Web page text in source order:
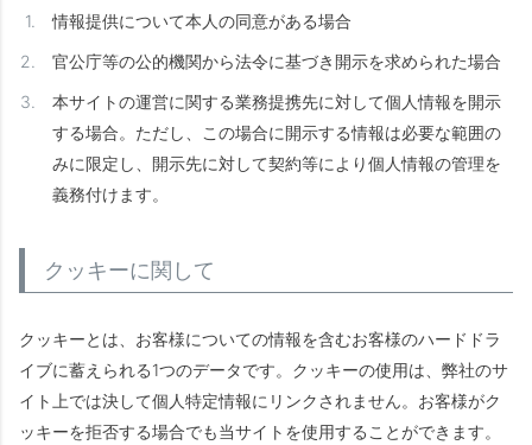
情報提供について本人の同意がある場合
官公庁等の公的機関から法令に基づき開示を求められた場合
本サイトの運営に関する業務提携先に対して個人情報を開示
する場合。ただし、この場合に開示する情報は必要な範囲の
みに限定し、開示先に対して契約等により個人情報の管理を
義務付けます。
クッキーに関して
クッキーとは、お客様についての情報を含むお客様のハードドラ
イブに蓄えられる1つのデータです。クッキーの使用は、弊社のサ
イト上では決して個人特定情報にリンクされません。お客様がク
ッキーを拒否する場合でも当サイトを使用することができます。